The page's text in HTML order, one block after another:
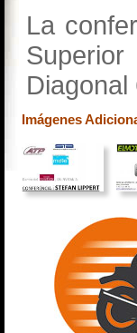
La
Diagonal
Imágenes